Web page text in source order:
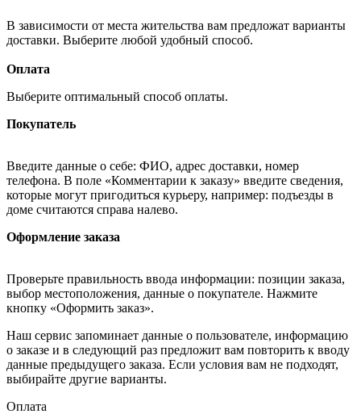
В зависимости от места жительства вам предложат варианты
доставки. Выберите любой удобный способ.
Оплата
Выберите оптимальный способ оплаты.
Покупатель
Введите данные о себе: ФИО, адрес доставки, номер
телефона. В поле «Комментарии к заказу» введите сведения,
которые могут пригодиться курьеру, например: подъезды в
доме считаются справа налево.
Оформление заказа
Проверьте правильность ввода информации: позиции заказа,
выбор местоположения, данные о покупателе. Нажмите
кнопку «Оформить заказ».
Наш сервис запоминает данные о пользователе, информацию
о заказе и в следующий раз предложит вам повторить к вводу
данные предыдущего заказа. Если условия вам не подходят,
выбирайте другие варианты.
Оплата